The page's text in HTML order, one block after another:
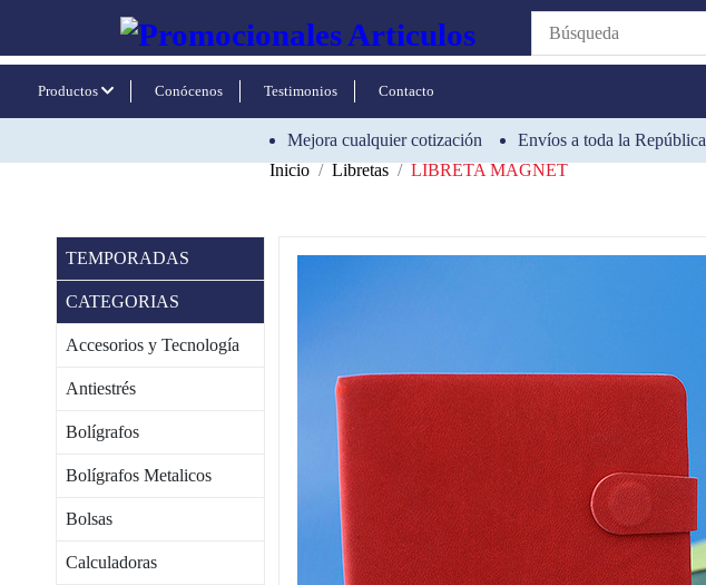
Productos Conócenos Testimonios Contacto
Mejora cualquier cotización Envíos a toda la República
Inicio
Libretas LIBRETA MAGNET
TEMPORADAS
CATEGORIAS
Accesorios y Tecnología
Antiestrés
Bolígrafos
Bolígrafos Metalicos
Bolsas
Calculadoras